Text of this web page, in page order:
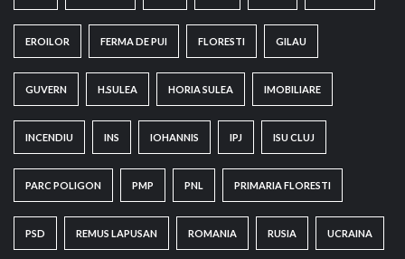
EROILOR FERMA DE PUI FLORESTI GILAU
GUVERN H.SULEA HORIA SULEA IMOBILIARE
INCENDIU INS IOHANNIS IPJ ISU CLUJ
PARC POLIGON PMP PNL PRIMARIA FLORESTI
PSD REMUS LAPUSAN ROMANIA RUSIA UCRAINA